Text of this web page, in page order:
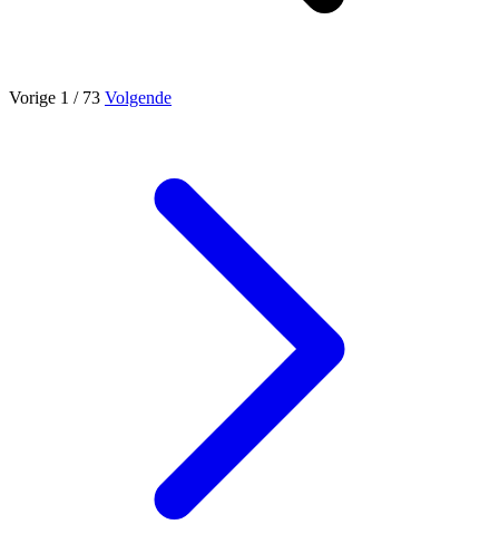
Vorige 1 / 73 Volgende